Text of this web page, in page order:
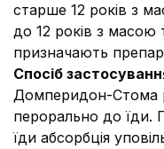
старше 12 років з
до 12 років з масою
призначають
Спосіб
Домперидон-Стома
перорально до їди.
їди абсорбція